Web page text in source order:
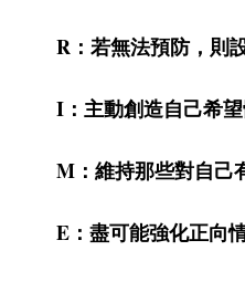
R ：若無法預防，則
I ：主動創造自己希
M ：維持那些對自己
E ：盡可能強化正向